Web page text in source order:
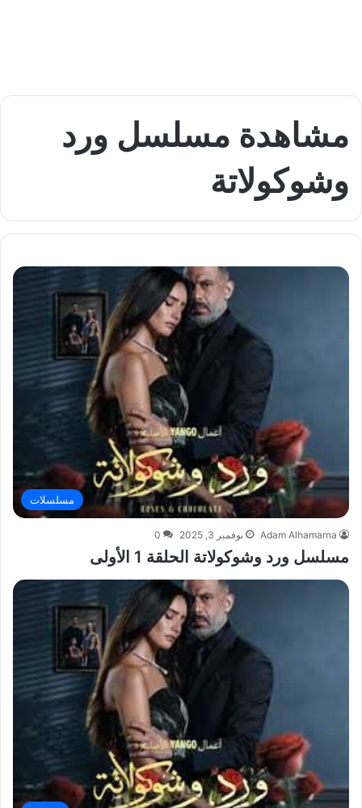
مشاهدة مسلسل ورد
وشوكولاتة
مسلسلات
Adam Alhamarna نوفمبر 3, 2025 0
مسلسل ورد وشوكولاتة الحلقة 1 الأولى